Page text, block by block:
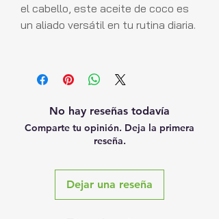
el cabello, este aceite de coco es
un aliado versátil en tu rutina diaria.
No hay reseñas todavía
Comparte tu opinión. Deja la primera
reseña.
Dejar una reseña